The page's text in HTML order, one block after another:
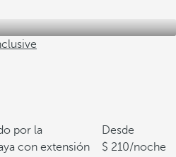
por la
con extensión
Desde
210/noche